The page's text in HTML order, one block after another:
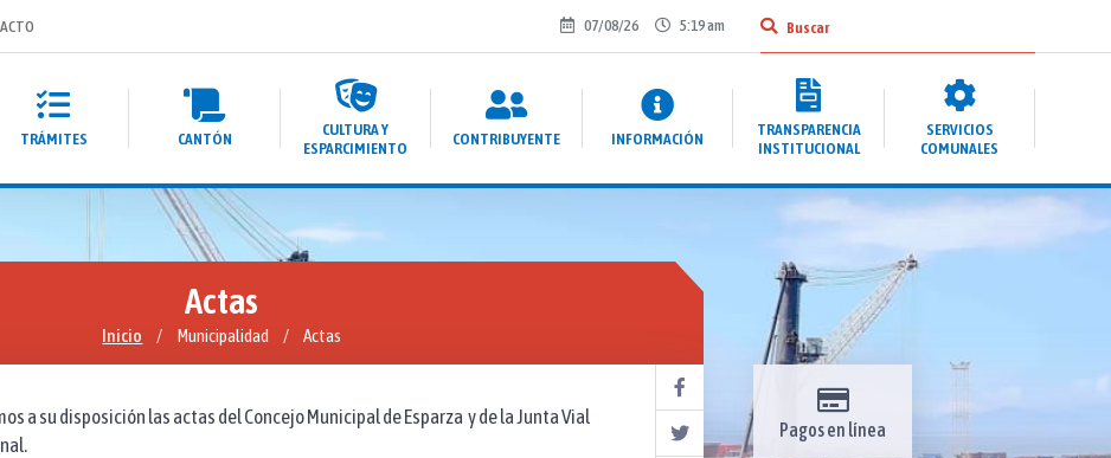
07/08/26 5:19 am
TRÁMITES CANTÓN
CULTURA Y
ESPARCIMIENTO
CONTRIBUYENTE INFORMACIÓN
TRANSPARENCIA
INSTITUCIONAL
SERVICIOS
COMUNALES
Actas
Inicio / Municipalidad / Actas
a su disposición las actas del Concejo Municipal de Esparza y de la Junta Vial
Pagos en línea